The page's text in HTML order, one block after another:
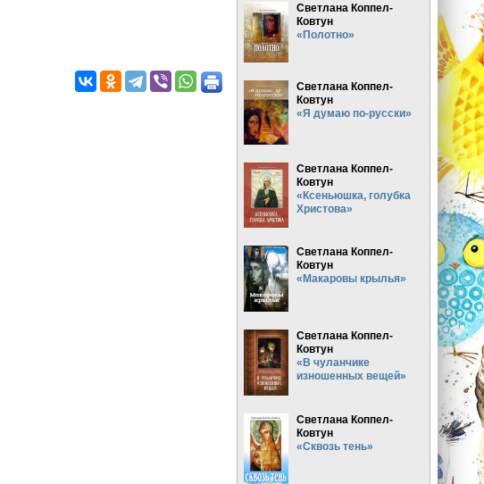
Светлана Коппел-
Ковтун
«Полотно»
Светлана Коппел-
Ковтун
«Я думаю по-русски»
Светлана Коппел-
Ковтун
«Ксеньюшка, голубка
Христова»
Светлана Коппел-
Ковтун
«Макаровы крылья»
Светлана Коппел-
Ковтун
«В чуланчике
изношенных вещей»
Светлана Коппел-
Ковтун
«Сквозь тень»